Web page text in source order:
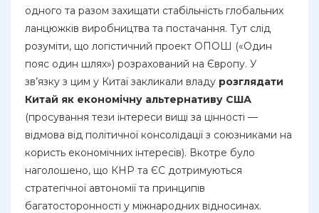
одного та разом захищати стабільність глобальних
ланцюжків виробництва та постачання. Тут слід
розуміти, що логістичний проект ОПОШ («Один
пояс один шлях») розрахований на Європу. У
зв’язку з цим у Китаї закликали владу розглядати
Китай як економічну альтернативу США
(просування тези інтереси вищі за цінності —
відмова від політичної консолідації з союзниками на
користь економічних інтересів). Вкотре було
наголошено, що КНР та ЄС дотримуються
стратегічної автономії та принципів
багатосторонності у міжнародних відносинах.